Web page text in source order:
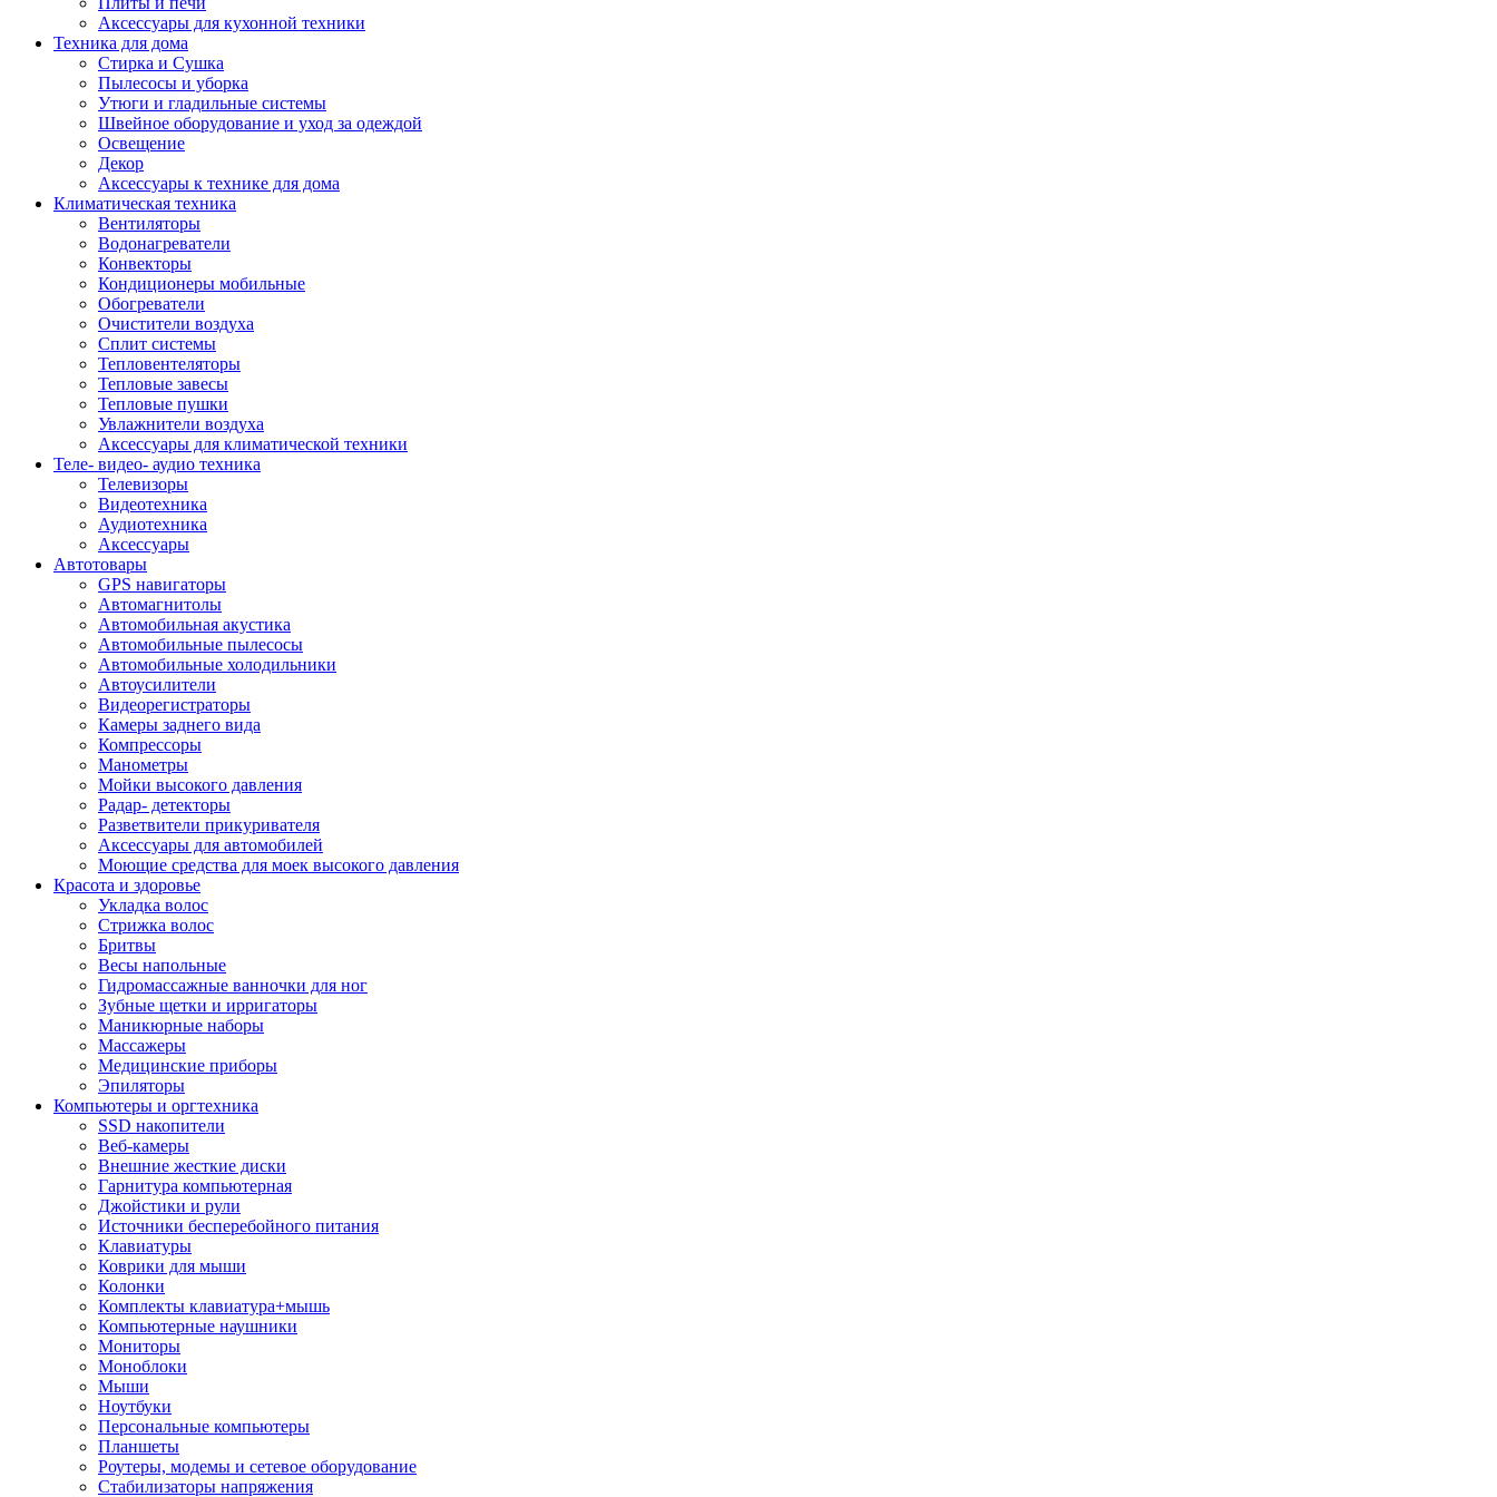
Аксессуары для кухонной техники
Техника для дома
Стирка и Сушка
Пылесосы и уборка
Утюги и гладильные системы
Швейное оборудование и уход за одеждой
Освещение
Декор
Аксессуары к технике для дома
Климатическая техника
Вентиляторы
Водонагреватели
Конвекторы
Кондиционеры мобильные
Обогреватели
Очистители воздуха
Сплит системы
Тепловентеляторы
Тепловые завесы
Тепловые пушки
Увлажнители воздуха
Аксессуары для климатической техники
Теле- видео- аудио техника
Телевизоры
Видеотехника
Аудиотехника
Аксессуары
Автотовары
GPS навигаторы
Автомагнитолы
Автомобильная акустика
Автомобильные пылесосы
Автомобильные холодильники
Автоусилители
Видеорегистраторы
Камеры заднего вида
Компрессоры
Манометры
Мойки высокого давления
Радар- детекторы
Разветвители прикуривателя
Аксессуары для автомобилей
Моющие средства для моек высокого давления
Красота и здоровье
Укладка волос
Стрижка волос
Бритвы
Весы напольные
Гидромассажные ванночки для ног
Зубные щетки и ирригаторы
Маникюрные наборы
Массажеры
Медицинские приборы
Эпиляторы
Компьютеры и оргтехника
SSD накопители
Веб-камеры
Внешние жесткие диски
Гарнитура компьютерная
Джойстики и рули
Источники бесперебойного питания
Клавиатуры
Коврики для мыши
Колонки
Комплекты клавиатура+мышь
Компьютерные наушники
Мониторы
Моноблоки
Мыши
Ноутбуки
Персональные компьютеры
Планшеты
Роутеры, модемы и сетевое оборудование
Стабилизаторы напряжения